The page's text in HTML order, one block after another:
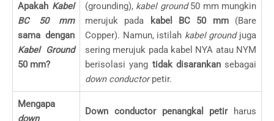
Apakah Kabel
BC 50 mm
sama dengan
Kabel Ground
50 mm?
(grounding), kabel ground50 mm mungkin
merujuk pada
kabel BC 50 mm(Bare
Copper). Namun, istilah kabel groundjuga
sering merujuk pada kabel NYA atau NYM
berisolasi yang tidak disarankansebagai
down conductorpetir.
Mengapa
down
Down conductor penangkal petirharus